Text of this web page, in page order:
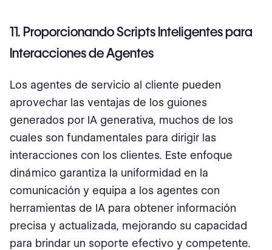
11. Proporcionando Scripts Inteligentes para
Interacciones de Agentes
Los agentes de servicio al cliente pueden
aprovechar las ventajas de los guiones
generados por IA generativa, muchos de los
cuales son fundamentales para dirigir las
interacciones con los clientes. Este enfoque
dinámico garantiza la uniformidad en la
comunicación y equipa a los agentes con
herramientas de IA para obtener información
precisa y actualizada, mejorando su capacidad
para brindar un soporte efectivo y competente.